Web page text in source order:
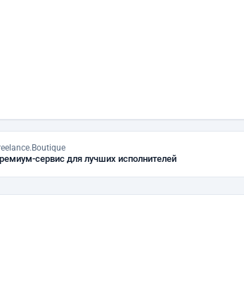
сервис для лучших исполнителей